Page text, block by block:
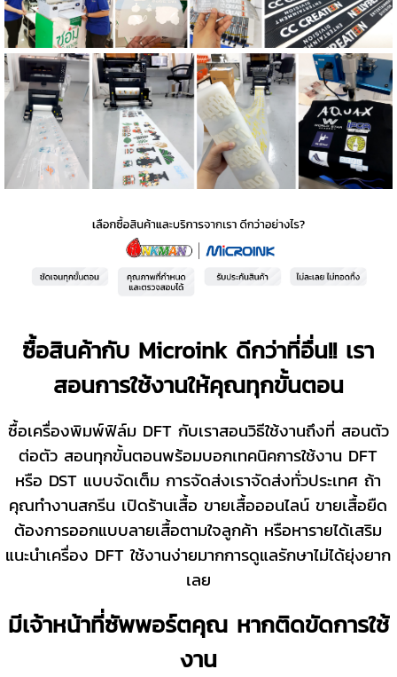
ซื้อสินค้ากับ Microink ดีกว่าที่อื่น!! เรา
สอนการใช้งานให้คุณทุกขั้นตอน
ซื้อเครื่องพิมพ์ฟิล์ม DFT กับเราสอนวิธีใช้งานถึงที่ สอนตัว
ต่อตัว สอนทุกขั้นตอนพร้อมบอกเทคนิคการใช้งาน DFT
หรือ DST แบบจัดเต็ม การจัดส่งเราจัดส่งทั่วประเทศ ถ้า
คุณทำงานสกรีน เปิดร้านเสื้อ ขายเสื้อออนไลน์ ขายเสื้อยืด
ต้องการออกแบบลายเสื้อตามใจลูกค้า หรือหารายได้เสริม
แนะนำเครื่อง DFT ใช้งานง่ายมากการดูแลรักษาไม่ได้ยุ่งยาก
เลย
มีเจ้าหน้าที่ซัพพอร์ตคุณ หากติดขัดการใช้
งาน